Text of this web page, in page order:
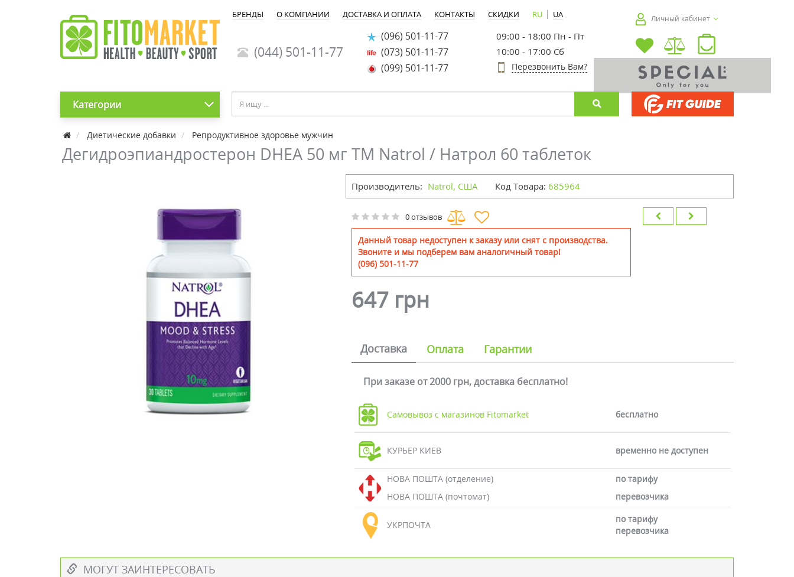
БРЕНДЫ О КОМПАНИИ ДОСТАВКА И ОПЛАТА КОНТАКТЫ СКИДКИ RU | UA
(044) 501-11-77
(096) 501-11-77
(073) 501-11-77
(099) 501-11-77
09:00 - 18:00 Пн - Пт
10:00 - 17:00 Сб
Перезвонить Вам?
Личный кабинет
Категории
Диетические добавки Репродуктивное здоровье мужчин
Дегидроэпиандростерон DHEA 50 мг ТМ Natrol / Натрол 60 таблеток
Производитель: Natrol, США Код Товара: 685964
0 отзывов
Данный товар недоступен к заказу или снят с производства.
Звоните и мы подберем вам аналогичный товар!
(096) 501-11-77
647 грн
Доставка Оплата Гарантии
При заказе от 2000 грн, доставка бесплатно!
Самовывоз с магазинов Fitomarket бесплатно
КУРЬЕР КИЕВ временно не доступен
НОВА ПОШТА (отделение)
по тарифу
НОВА ПОШТА (почтомат)
перевозчика
УКРПОЧТА
по тарифу
перевозчика
МОГУТ ЗАИНТЕРЕСОВАТЬ